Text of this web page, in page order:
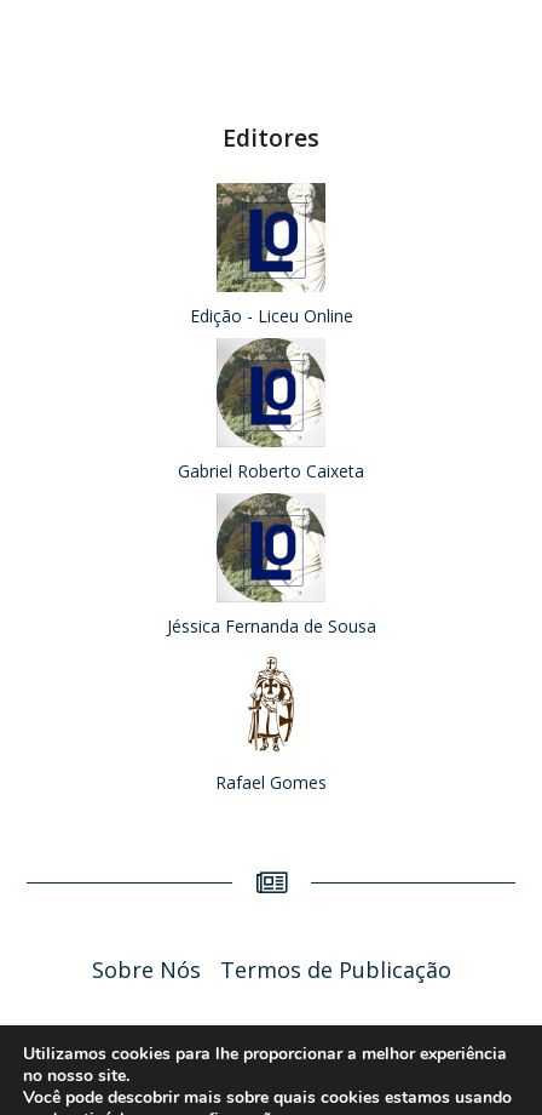
Editores
Edição - Liceu Online
Gabriel Roberto Caixeta
Jéssica Fernanda de Sousa
Rafael Gomes
Sobre Nós Termos de Publicação
Liceu Online 2026 - Política de Privacidade
Utilizamos cookies para lhe proporcionar a melhor experiência
no nosso site.
Você pode descobrir mais sobre quais cookies estamos usando